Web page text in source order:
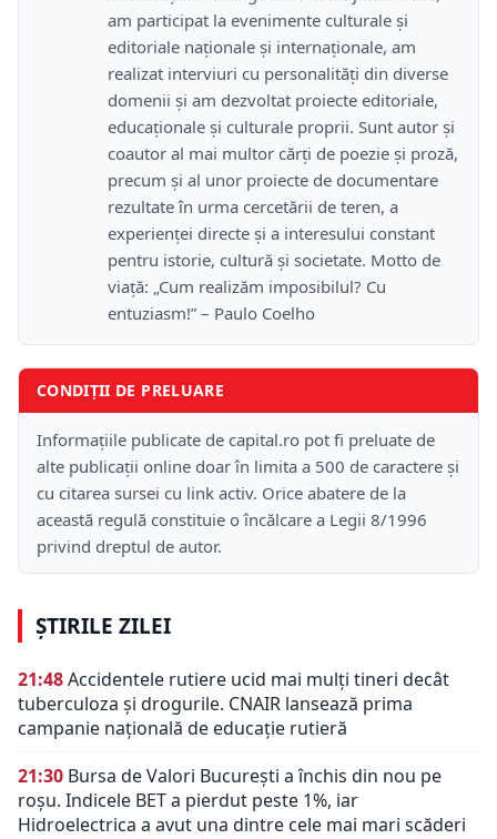
am participat la evenimente culturale și
editoriale naționale și internaționale, am
realizat interviuri cu personalități din diverse
domenii și am dezvoltat proiecte editoriale,
educaționale și culturale proprii. Sunt autor și
coautor al mai multor cărți de poezie și proză,
precum și al unor proiecte de documentare
rezultate în urma cercetării de teren, a
experienței directe și a interesului constant
pentru istorie, cultură și societate. Motto de
viață: „Cum realizăm imposibilul? Cu
entuziasm!” – Paulo Coelho
CONDIȚII DE PRELUARE
Informațiile publicate de capital.ro pot fi preluate de
alte publicații online doar în limita a 500 de caractere și
cu citarea sursei cu link activ. Orice abatere de la
această regulă constituie o încălcare a Legii 8/1996
privind dreptul de autor.
ȘTIRILE ZILEI
21:48Accidentele rutiere ucid mai mulți tineri decât
tuberculoza și drogurile. CNAIR lansează prima
campanie națională de educație rutieră
21:30 Bursa de Valori București a închis din nou pe
roșu. Indicele BET a pierdut peste 1%, iar
Hidroelectrica a avut una dintre cele mai mari scăderi